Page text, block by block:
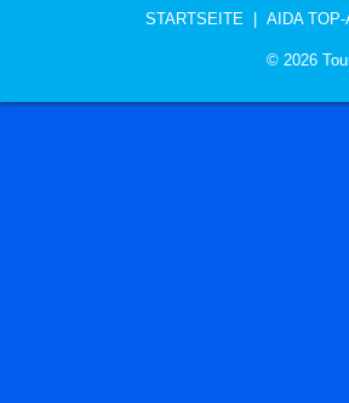
STARTSEITE| AIDA
© 2026